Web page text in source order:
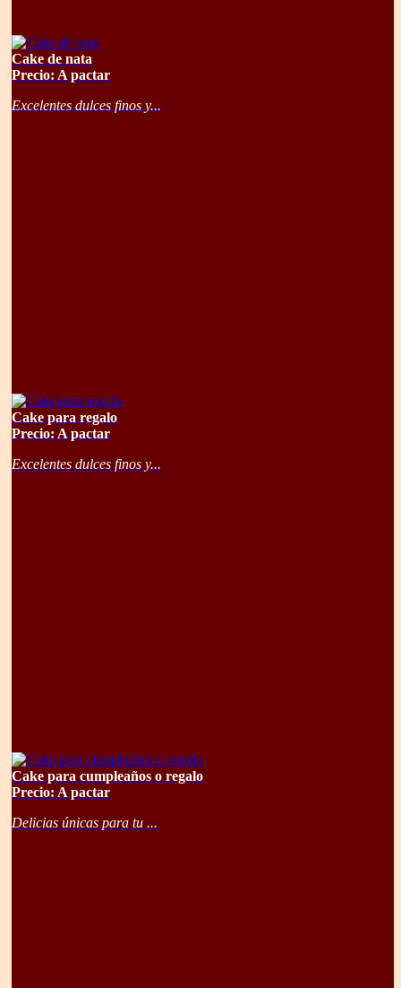
Cake de nata
Precio: A pactar
Excelentes dulces finos y...
Cake para regalo
Precio: A pactar
Excelentes dulces finos y...
Cake para cumpleaños o regalo
Precio: A pactar
Delicias únicas para tu ...